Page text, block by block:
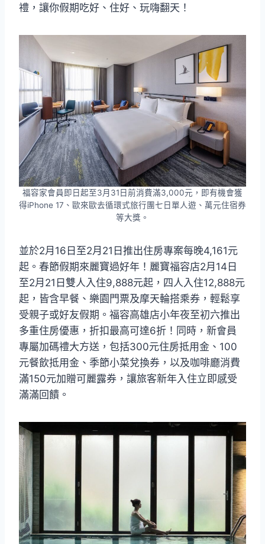
禮，讓你假期吃好、住好、玩嗨翻天！
福容家會員即日起至3月31日前消費滿3,000元，即有機會獲
得iPhone 17、歐來歐去循環式旅行團七日單人遊、萬元住宿券
等大獎。
並於2月16日至2月21日推出住房專案每晚4,161元
起。春節假期來麗寶過好年！麗寶福容店2月14日
至2月21日雙人入住9,888元起，四人入住12,888元
起，皆含早餐、樂園門票及摩天輪搭乘券，輕鬆享
受親子或好友假期。福容高雄店小年夜至初六推出
多重住房優惠，折扣最高可達6折！同時，新會員
專屬加碼禮大方送，包括300元住房抵用金、100
元餐飲抵用金、季節小菜兌換券，以及咖啡廳消費
滿150元加贈可麗露券，讓旅客新年入住立即感受
滿滿回饋。